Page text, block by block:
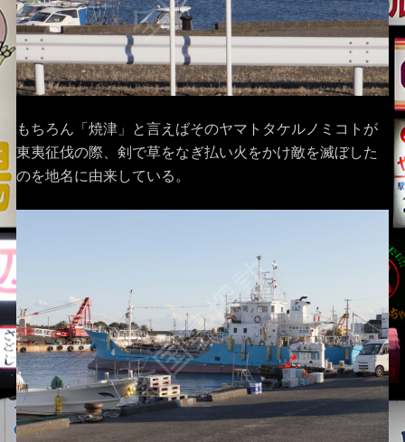
もちろん「焼津」と言えばそのヤマトタケルノミコトが
東夷征伐の際、剣で草をなぎ払い火をかけ敵を滅ぼした
のを地名に由来している。